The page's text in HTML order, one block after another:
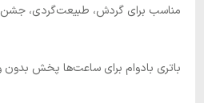
مناسب برای گردش، طبیعت‌گردی، جشن
باتری بادوام برای ساعت‌ها پخش بدون